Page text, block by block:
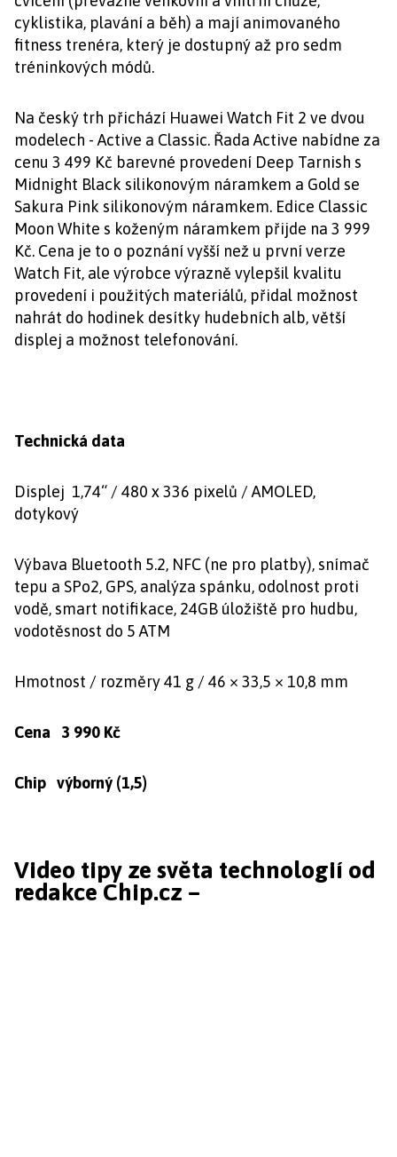
cyklistika, plavání a běh) a mají animovaného
fitness trenéra, který je dostupný až pro sedm
tréninkových módů.
Na český trh přichází Huawei Watch Fit 2 ve dvou
modelech - Active a Classic. Řada Active nabídne za
cenu 3 499 Kč barevné provedení Deep Tarnish s
Midnight Black silikonovým náramkem a Gold se
Sakura Pink silikonovým náramkem. Edice Classic
Moon White s koženým náramkem přijde na 3 999
Kč. Cena je to o poznání vyšší než u první verze
Watch Fit, ale výrobce výrazně vylepšil kvalitu
provedení i použitých materiálů, přidal možnost
nahrát do hodinek desítky hudebních alb, větší
displej a možnost telefonování.
Technická data
Displej 1,74“ / 480 x 336 pixelů / AMOLED,
dotykový
Výbava Bluetooth 5.2, NFC (ne pro platby), snímač
tepu a SPo2, GPS, analýza spánku, odolnost proti
vodě, smart notifikace, 24GB úložiště pro hudbu,
vodotěsnost do 5 ATM
Hmotnost / rozměry 41 g / 46 × 33,5 × 10,8 mm
Cena 3 990 Kč
Chip výborný (1,5)
Video tipy ze světa technologií od
redakce Chip.cz –